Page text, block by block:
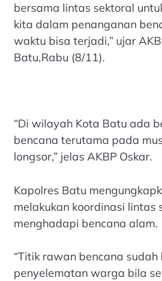
bersama lintas sektoral
kita dalam penanganan
waktu bisa terjadi,” ujar
Batu,Rabu (8/11).
“Di wilayah Kota Batu ada
bencana terutama pada
longsor,” jelas AKBP Oskar.
Kapolres Batu
melakukan koordinasi lintas
menghadapi bencana alam.
“Titik rawan bencana
penyelematan warga bila